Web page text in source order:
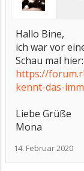
Hallo Bine,
ich war vor
Schau mal hier:
https://
kennt-das-
Liebe Grüße
Mona
14. Februar 2020